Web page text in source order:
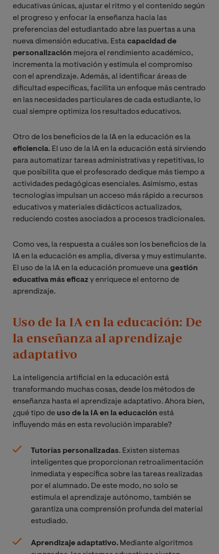
educativas únicas, ajustar el ritmo y el contenido según
el progreso y enfocar la enseñanza hacia las
preferencias del estudiantado abre las puertas a una
nueva dimensión educativa. Estacapacidad de
personalización mejora el rendimiento académico,
incrementa la motivación y estimula el compromiso
con el aprendizaje. Además, al identificar áreas de
dificultad específicas, facilita un enfoque más centrado
en las necesidades particulares de cada estudiante, lo
cual siempre optimiza los resultados educativos.
Otro de los beneficios de la IA en la educación es la
eficiencia. El uso de la IA en la educación está sirviendo
para automatizar tareas administrativas y repetitivas, lo
que posibilita que el profesorado dedique más tiempo a
actividades pedagógicas esenciales. Asimismo, estas
tecnologías impulsan un acceso más rápido a recursos
educativos y materiales didácticos actualizados,
reduciendo costes asociados a procesos tradicionales.
Como ves, la respuesta a cuáles son los beneficios de la
IA en la educación es amplia, diversa y muy estimulante.
El uso de la IA en la educación promueve unagestión
educativa más eficaz y enriquece el entorno de
aprendizaje.
Uso de la IA en la educación: De
la enseñanza al aprendizaje
adaptativo
La inteligencia artificial en la educación está
transformando muchas cosas, desde los métodos de
enseñanza hasta el aprendizaje adaptativo. Ahora bien,
¿qué tipo de uso de la IA en la educación está
influyendo más en esta revolución imparable?
Tutorías personalizadas. Existen sistemas
inteligentes que proporcionan retroalimentación
inmediata y específica sobre las tareas realizadas
por el alumnado. De este modo, no solo se
estimula el aprendizaje autónomo, también se
garantiza una comprensión profunda del material
estudiado.
Aprendizaje adaptativo. Mediante algoritmos